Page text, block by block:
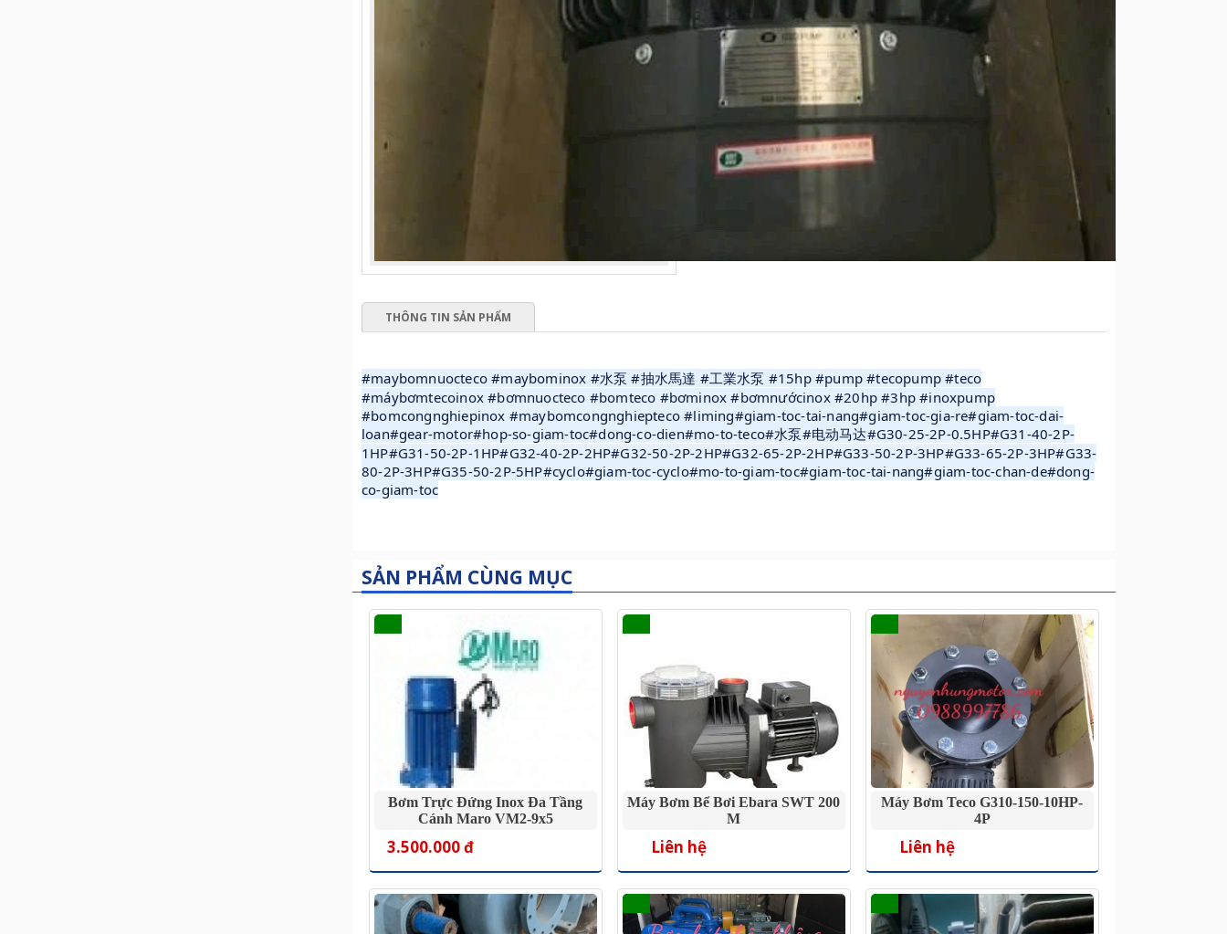
THÔNG TIN SẢN PHẨM
#maybomnuocteco #maybominox #水泵 #抽水馬達 #工業水泵 #15hp #pump #tecopump #teco
#máybơmtecoinox #bơmnuocteco #bomteco #bơminox #bơmnướcinox #20hp #3hp #inoxpump
#bomcongnghiepinox #maybomcongnghiepteco #liming#giam-toc-tai-nang#giam-toc-gia-re#giam-toc-dai-
loan#gear-motor#hop-so-giam-toc#dong-co-dien#mo-to-teco#水泵#电动马达#G30-25-2P-0.5HP#G31-40-2P-
1HP#G31-50-2P-1HP#G32-40-2P-2HP#G32-50-2P-2HP#G32-65-2P-2HP#G33-50-2P-3HP#G33-65-2P-3HP#G33-
80-2P-3HP#G35-50-2P-5HP#cyclo#giam-toc-cyclo#mo-to-giam-toc#giam-toc-tai-nang#giam-toc-chan-de#dong-
co-giam-toc
SẢN PHẨM CÙNG MỤC
Bơm Trực Đứng Inox Đa Tầng
Cánh Maro VM2-9x5
3.500.000 đ
Máy Bơm Bể Bơi Ebara SWT 200
M
Liên hệ
Máy Bơm Teco G310-150-10HP-
4P
Liên hệ